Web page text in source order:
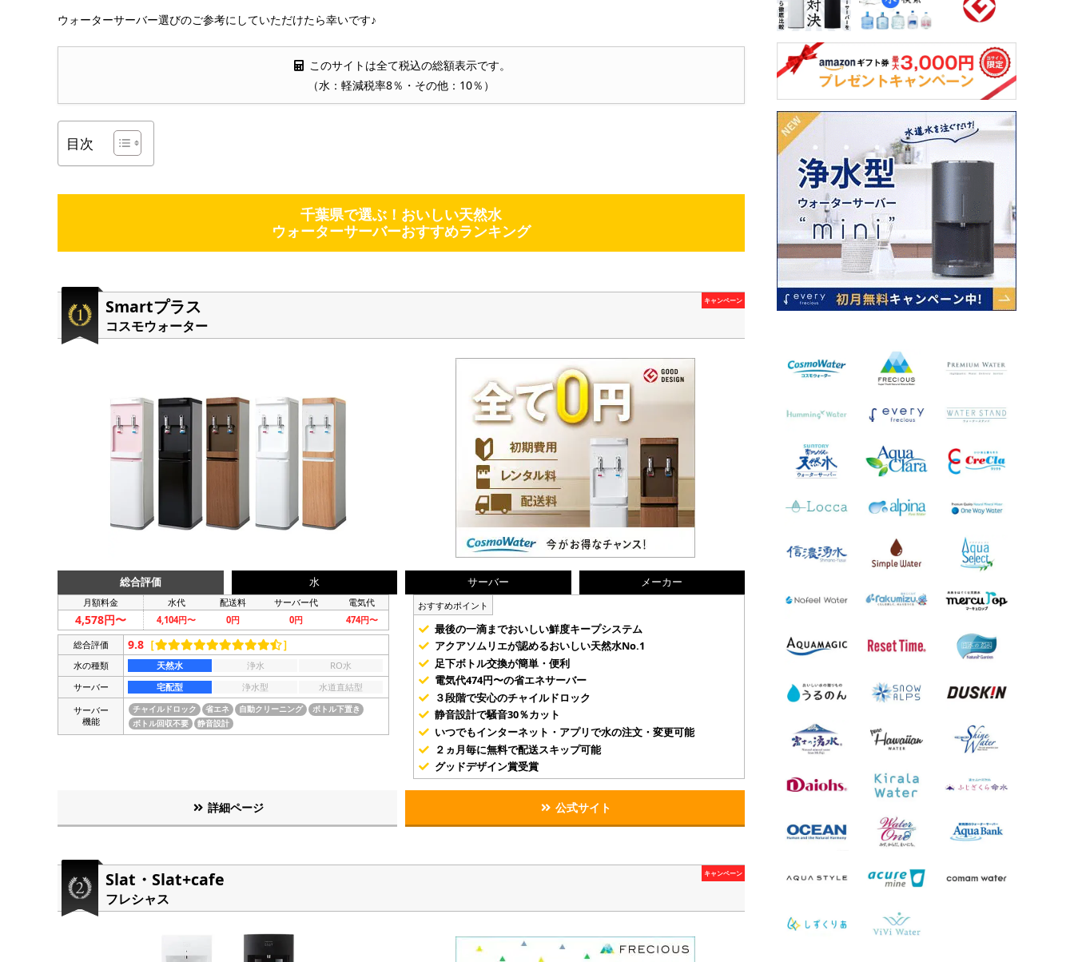
ウォーターサーバー選びのご参考にしていただけたら幸いです♪
このサイトは全て税込の総額表示です。
（水：軽減税率8％・その他：10％）
目次
千葉県で選ぶ！おいしい天然水
ウォーターサーバーおすすめランキング
Smartプラス
コスモウォーター
キャンペーン
総合評価 水 サーバー メーカー
月額料金 水代 配送料 サーバー代 電気代
4,578円〜 4,104円〜 0円 0円 474円〜
総合評価 9.8 ［ ］
水の種類 天然水 浄水
RO水
サーバー
宅配型 浄水型
水道直結型
サーバー
機能
チャイルドロック 省エネ 自動クリーニング
ボトル下置き
ボトル回収不要
静音設計
おすすめポイント
最後の一滴までおいしい鮮度キープシステム
アクアソムリエが認めるおいしい天然水No.1
足下ボトル交換が簡単・便利
電気代474円〜の省エネサーバー
３段階で安心のチャイルドロック
静音設計で騒音30％カット
いつでもインターネット・アプリで水の注文・変更可能
２ヵ月毎に無料で配送スキップ可能
グッドデザイン賞受賞
詳細ページ 公式サイト
Slat・Slat+cafe
フレシャス
キャンペーン